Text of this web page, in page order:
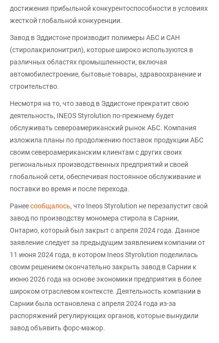
достижения прибыльной конкурентоспособности в условиях
жесткой глобальной конкуренции.
Завод в Эддистоне производит полимеры АБС и САН
(стиролакрилонитрил), которые широко используются в
различных областях промышленности, включая
автомобилестроение, бытовые товары, здравоохранение и
строительство.
Несмотря на то, что завод в Эддистоне прекратит свою
деятельность, INEOS Styrolution по-прежнему будет
обслуживать североамериканский рынок АБС. Компания
изложила планы по продолжению поставок продукции АБС
своим североамериканским клиентам с других своих
региональных производственных предприятий и своей
глобальной сети, обеспечивая постоянное обслуживание и
поставки во время и после перехода.
Ранеесообщалось, что Ineos Styrolution не перезапустит свой
завод по производству мономера стирола в Сарнии,
Онтарио, который был закрыт с апреля 2024 года. Данное
заявление следует за предыдущим заявлением компании от
11 июня 2024 года, в котором Ineos Styrolution поделилась
своим решением окончательно закрыть завод в Сарнии к
июню 2026 года на основе экономики предприятия в более
широком отраслевом контексте. Деятельность компании в
Сарнии была остановлена с апреля 2024 года из-за
распоряжений регулирующих органов, которые вынудили
завод объявить форс-мажор.